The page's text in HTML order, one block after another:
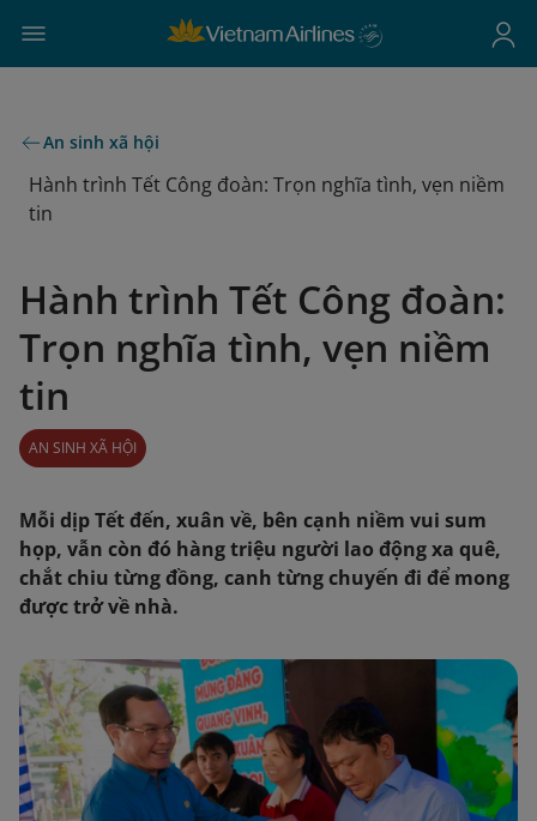
An sinh xã hội
Hành trình Tết Công đoàn: Trọn nghĩa tình, vẹn niềm
tin
Hành trình Tết Công đoàn:
Trọn nghĩa tình, vẹn niềm
tin
AN SINH XÃ HỘI
Mỗi dịp Tết đến, xuân về, bên cạnh niềm vui sum
họp, vẫn còn đó hàng triệu người lao động xa quê,
chắt chiu từng đồng, canh từng chuyến đi để mong
được trở về nhà.